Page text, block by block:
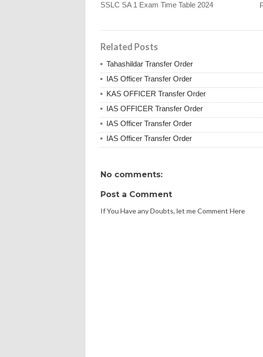
SSLC SA 1 Exam Time Table 2024
Related Posts
Tahashildar Transfer Order
IAS Officer Transfer Order
KAS OFFICER Transfer Order
IAS OFFICER Transfer Order
IAS Officer Transfer Order
IAS Officer Transfer Order
No comments:
Post a Comment
If You Have any Doubts, let me Comment Here